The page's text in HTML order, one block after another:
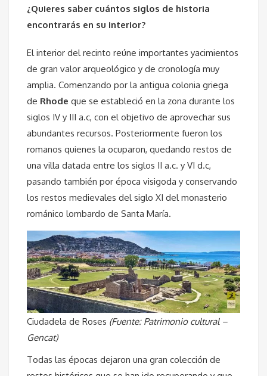
¿Quieres saber cuántos siglos de historia
encontrarás en su interior?
El interior del recinto reúne importantes yacimientos
de gran valor arqueológico y de cronología muy
amplia. Comenzando por la antigua colonia griega
de Rhode que se estableció en la zona durante los
siglos IV y III a.c, con el objetivo de aprovechar sus
abundantes recursos. Posteriormente fueron los
romanos quienes la ocuparon, quedando restos de
una villa datada entre los siglos II a.c. y VI d.c,
pasando también por época visigoda y conservando
los restos medievales del siglo XI del monasterio
románico lombardo de Santa María.
Ciudadela de Roses (Fuente: Patrimonio cultural –
Gencat)
Todas las épocas dejaron una gran colección de